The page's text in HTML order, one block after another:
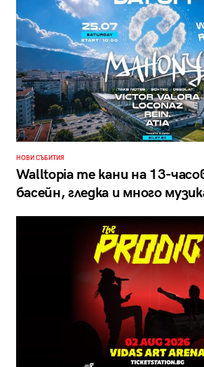
НОВИ СЪБИТИЯ
Walltopia те кани на 13-
басейн, гледка и много